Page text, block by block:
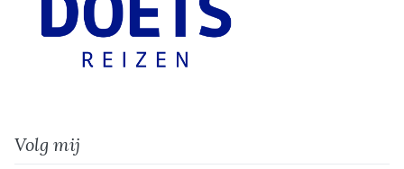
Volg mij